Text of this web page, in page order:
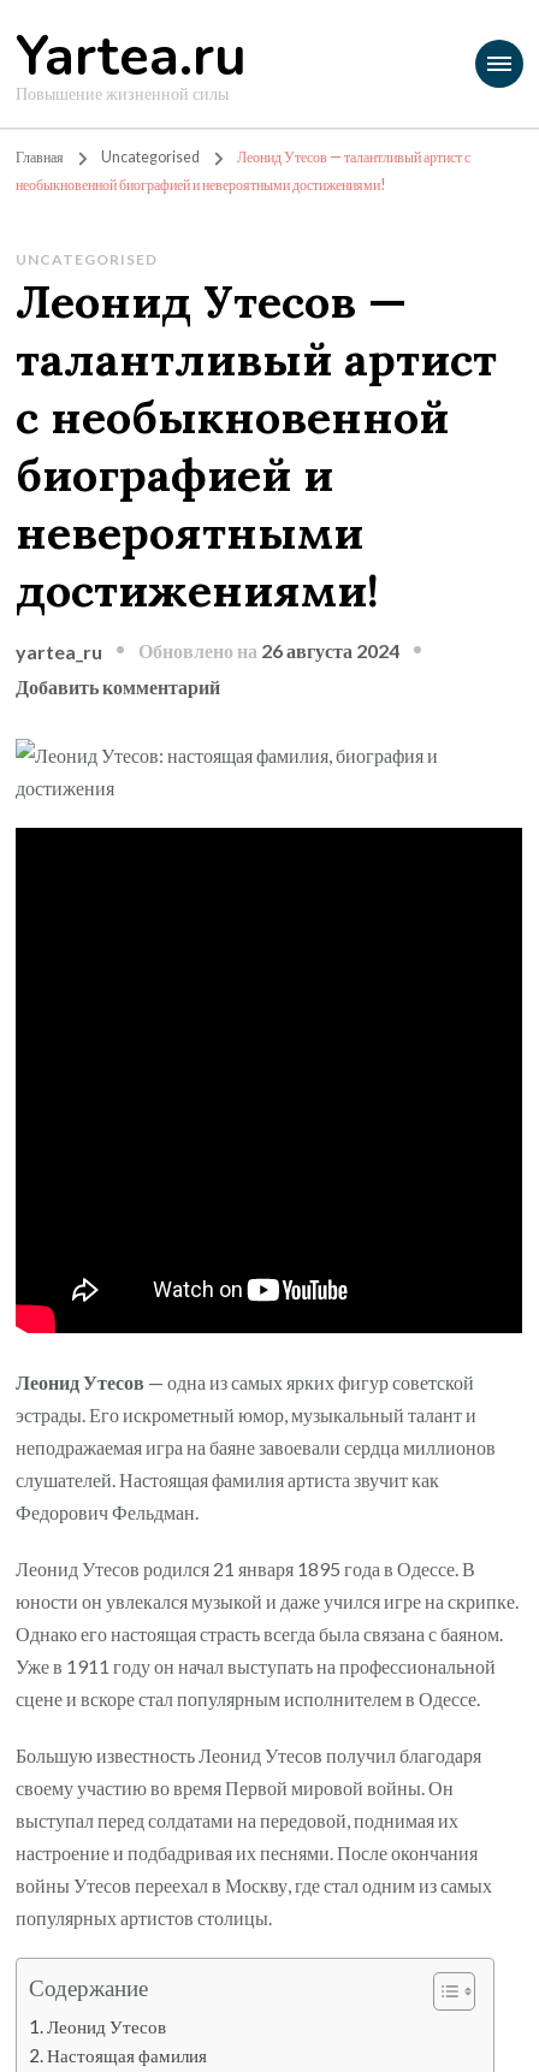
Yartea.ru
Повышение жизненной силы
Главная Uncategorised
Леонид Утесов — талантливый артист с
необыкновенной биографией и невероятными достижениями!
UNCATEGORISED
Леонид Утесов —
талантливый артист
с необыкновенной
биографией и
невероятными
достижениями!
yartea_ru Обновлено на 26 августа 2024
Добавить комментарийк
Леонид
Леонид Утесов — одна из самых ярких фигур советской
эстрады. Его искрометный юмор, музыкальный талант и
неподражаемая игра на баяне завоевали сердца миллионов
слушателей. Настоящая фамилия артиста звучит как
Федорович Фельдман.
Леонид Утесов родился 21 января 1895 года в Одессе. В
юности он увлекался музыкой и даже учился игре на скрипке.
Однако его настоящая страсть всегда была связана с баяном.
Уже в 1911 году он начал выступать на профессиональной
сцене и вскоре стал популярным исполнителем в Одессе.
Большую известность Леонид Утесов получил благодаря
своему участию во время Первой мировой войны. Он
выступал перед солдатами на передовой, поднимая их
настроение и подбадривая их песнями. После окончания
войны Утесов переехал в Москву, где стал одним из самых
популярных артистов столицы.
Содержание
Леонид Утесов
Настоящая фамилия